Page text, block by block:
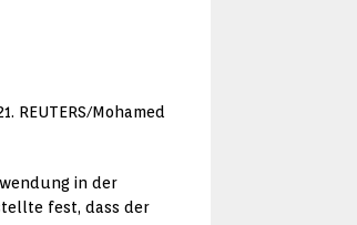
Mohamed
in der
fest, dass der